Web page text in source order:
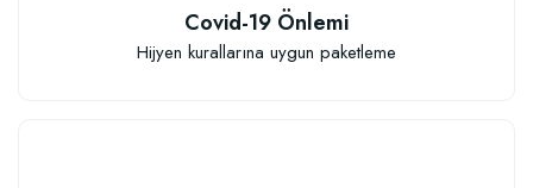
Covid-19 Önlemi
Hijyen kurallarına uygun paketleme